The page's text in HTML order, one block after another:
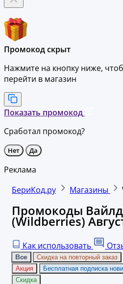
Промокод скрыт
Нажмите на кнопку ниже,
перейти в магазин
Показать промокод
Сработал промокод?
Нет Да
Реклама
БериКод.ру
Магазины
Промокоды
(Wildberries)
Как использовать
Все Скидка на повторный заказ
Акция
Бесплатная подписка
Скидка